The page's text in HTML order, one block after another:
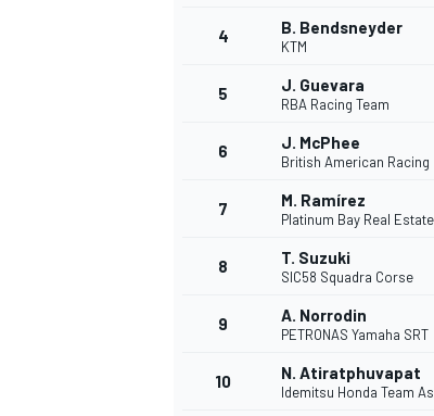
4 B. Bendsneyder
KTM
5 J. Guevara
RBA Racing Team
6 J. McPhee
British American Racing
7 M. Ramírez
Platinum Bay Real Estate
8 T. Suzuki
SIC58 Squadra Corse
9 A. Norrodin
PETRONAS Yamaha SRT
10 N. Atiratphuvapat
Idemitsu Honda Team